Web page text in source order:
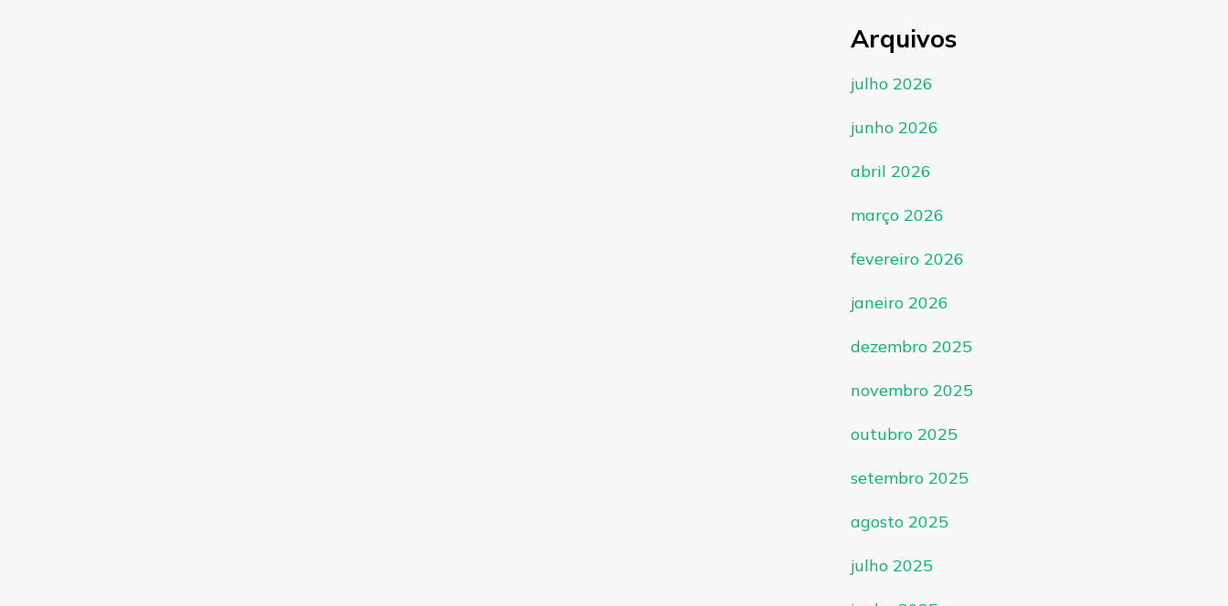
Arquivos
julho 2026
junho 2026
abril 2026
março 2026
fevereiro 2026
janeiro 2026
dezembro 2025
novembro 2025
outubro 2025
setembro 2025
agosto 2025
julho 2025